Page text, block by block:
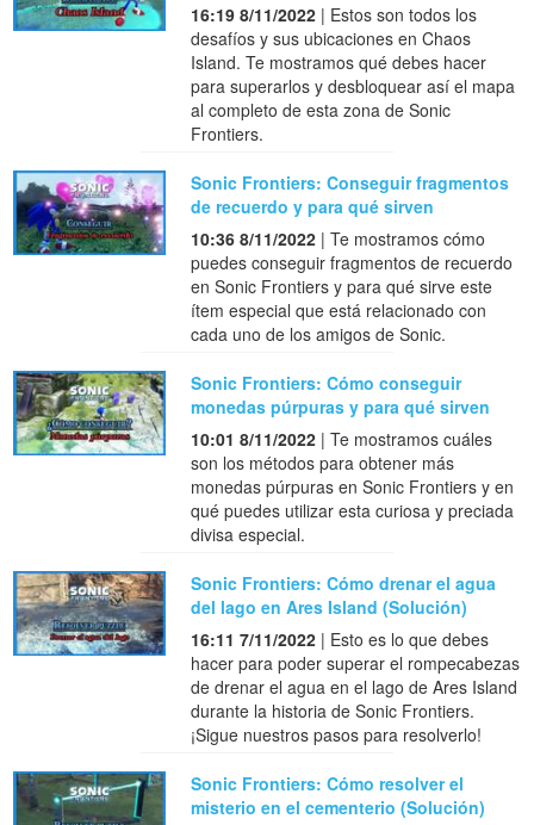
16:19 8/11/2022 | Estos son todos los
desafíos y sus ubicaciones en Chaos
Island. Te mostramos qué debes hacer
para superarlos y desbloquear así el mapa
al completo de esta zona de Sonic
Frontiers.
Sonic Frontiers: Conseguir fragmentos
de recuerdo y para qué sirven
10:36 8/11/2022 | Te mostramos cómo
puedes conseguir fragmentos de recuerdo
en Sonic Frontiers y para qué sirve este
ítem especial que está relacionado con
cada uno de los amigos de Sonic.
Sonic Frontiers: Cómo conseguir
monedas púrpuras y para qué sirven
10:01 8/11/2022 | Te mostramos cuáles
son los métodos para obtener más
monedas púrpuras en Sonic Frontiers y en
qué puedes utilizar esta curiosa y preciada
divisa especial.
Sonic Frontiers: Cómo drenar el agua
del lago en Ares Island (Solución)
16:11 7/11/2022 | Esto es lo que debes
hacer para poder superar el rompecabezas
de drenar el agua en el lago de Ares Island
durante la historia de Sonic Frontiers.
¡Sigue nuestros pasos para resolverlo!
Sonic Frontiers: Cómo resolver el
misterio en el cementerio (Solución)